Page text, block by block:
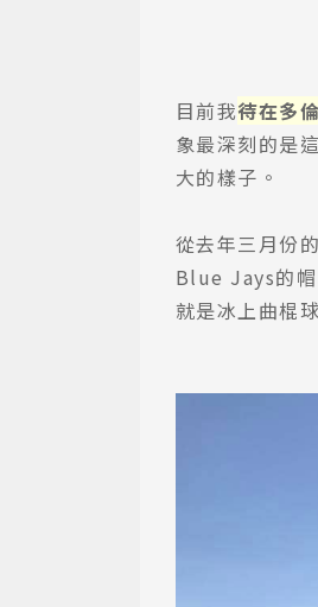
目前我待在多
象最深刻的是
大的樣子。
從去年三月份
Blue Jays的帽
就是冰上曲棍